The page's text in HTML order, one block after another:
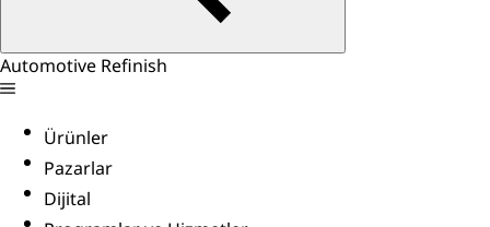
Automotive Refinish
Ürünler
Pazarlar
Dijital